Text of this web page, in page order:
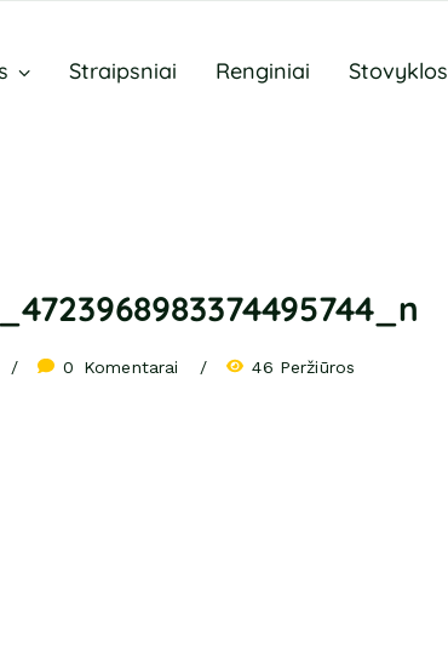
Straipsniai Renginiai Stovyklos
0 Komentarai 46 Peržiūros